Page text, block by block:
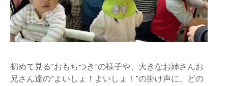
初めて見る”おもちつき”の様子や、大きなお姉さんお
兄さん達の”よいしょ！よいしょ！”の掛け声に、どの